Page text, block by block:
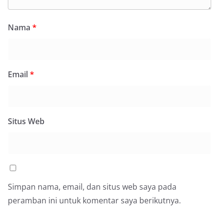
Nama *
Email*
Situs Web
Simpan nama, email, dan situs web saya pada
peramban ini untuk komentar saya berikutnya.